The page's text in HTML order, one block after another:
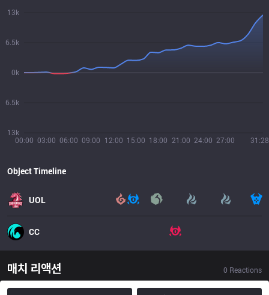
00:00 03:00 06:00 09:00 12:00 15:00 18:00 21:00 24:00 27:00 31:28
13k
6.5k
0k
6.5k
13k
Object Timeline
UOL
CC
매치 리액션 0 Reactions